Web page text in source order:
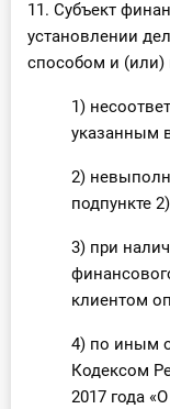
11. Субъект
установлении
способом и (или)
1)
указанным
2)
подпункте
3) при
клиентом
4) по иным
Кодексом
2017 года